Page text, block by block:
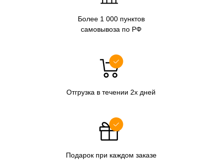
Более 1 000 пунктов
самовывоза по РФ
Отгрузка в течении 2х дней
Подарок при каждом заказе